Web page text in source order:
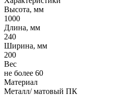
Высота, мм
1000
Длина, мм
240
Ширина, мм
200
Вес
не более 60
Материал
Металл/ матовый ПК